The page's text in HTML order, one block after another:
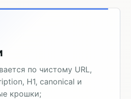
по чистому URL,
H1, canonical и
крошки;